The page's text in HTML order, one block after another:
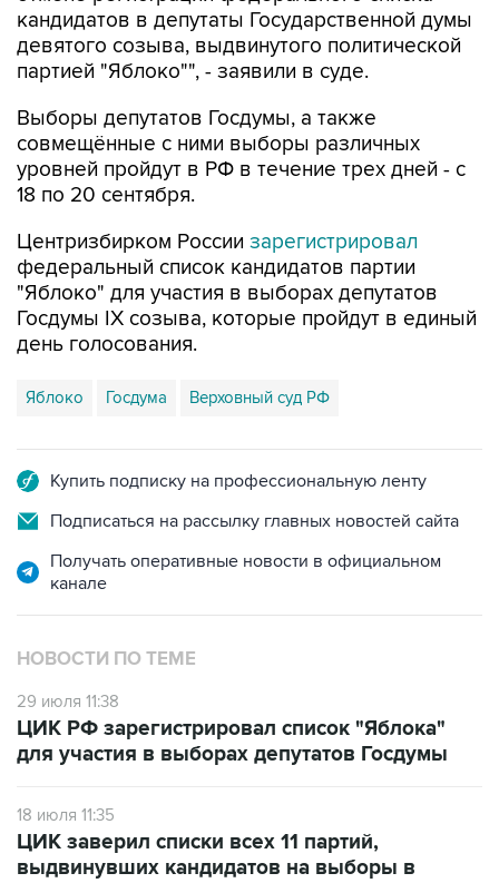
партией "Яблоко"", - заявили в суде.
Выборы депутатов Госдумы, а также
уровней пройдут в РФ в течение трех дней - с
18 по 20 сентября.
Центризбирком России
"Яблоко" для участия в выборах депутатов
Госдумы IX созыва, которые пройдут в единый
день голосования.
Яблоко Госдума Верховный суд РФ
Подписаться на рассылку главных новостей сайта
Получать оперативные новости в официальном
НОВОСТИ ПО ТЕМЕ
29 июля 11:38
для участия в выборах депутатов Госдумы
18 июля 11:35
выдвинувших кандидатов на выборы в
Госдуму РФ